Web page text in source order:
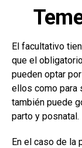
El facultativo
que el
pueden optar
ellos como para
también puede
parto y posnatal.
En el caso de la